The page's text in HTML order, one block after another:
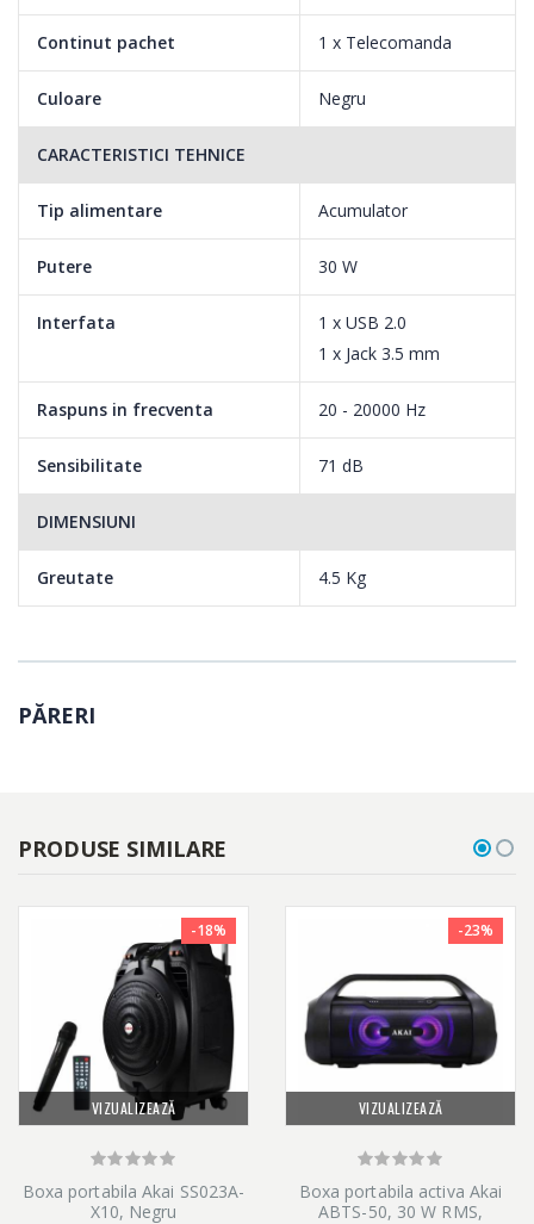
Continut pachet 1 x Telecomanda
Culoare Negru
CARACTERISTICI TEHNICE
Tip alimentare Acumulator
Putere 30 W
Interfata
1 x USB 2.0
1 x Jack 3.5 mm
Raspuns in frecventa 20 - 20000 Hz
Sensibilitate 71 dB
DIMENSIUNI
Greutate 4.5 Kg
PĂRERI
PRODUSE SIMILARE
VIZUALIZEAZĂ
-18%
Boxa portabila Akai SS023A-
X10, Negru
VIZUALIZEAZĂ
-23%
Boxa portabila activa Akai
ABTS-50, 30 W RMS,